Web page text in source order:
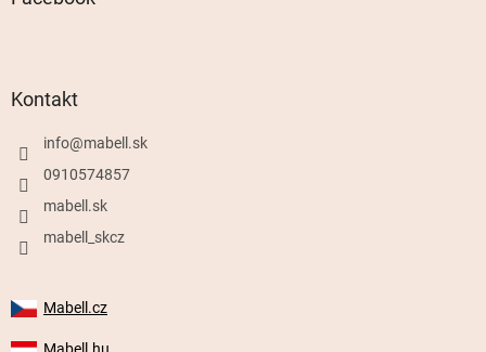
Kontakt
info@mabell.sk
0910574857
mabell.sk
mabell_skcz
Mabell.cz